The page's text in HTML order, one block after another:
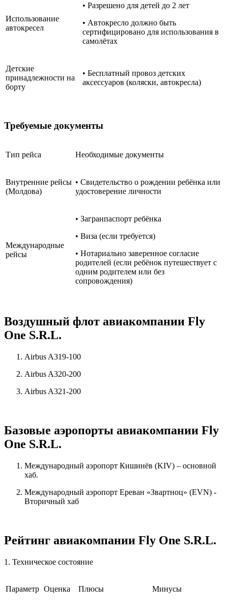
Использование
автокресел
• Разрешено для детей до 2 лет
• Автокресло должно быть
сертифицировано для использования в
самолётах
Детские
принадлежности на
борту
• Бесплатный провоз детских
аксессуаров (коляски, автокресла)
Требуемые документы
Тип рейса Необходимые документы
Внутренние рейсы
(Молдова)
• Свидетельство о рождении ребёнка или
удостоверение личности
Международные
рейсы
• Загранпаспорт ребёнка
• Виза (если требуется)
• Нотариально заверенное согласие
родителей (если ребёнок путешествует с
одним родителем или без
сопровождения)
Воздушный флот авиакомпании Fly
One S.R.L.
Airbus A319-100
Airbus A320-200
Airbus A321-200
Базовые аэропорты авиакомпании Fly
One S.R.L.
Международный аэропорт Кишинёв (KIV) – основной
хаб.
Международный аэропорт Ереван «Звартноц» (EVN) -
Вторичный хаб
Рейтинг авиакомпании Fly One S.R.L.
1. Техническое состояние
Параметр Оценка Плюсы Минусы